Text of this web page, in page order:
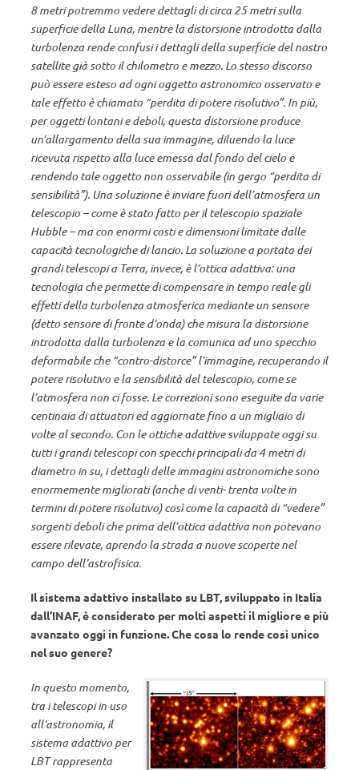
8 metri potremmo vedere dettagli di circa 25 metri sulla
superficie della Luna, mentre la distorsione introdotta dalla
turbolenza rende confusi i dettagli della superficie del nostro
satellite già sotto il chilometro e mezzo. Lo stesso discorso
può essere esteso ad ogni oggetto astronomico osservato e
tale effetto è chiamato “perdita di potere risolutivo”. In più,
per oggetti lontani e deboli, questa distorsione produce
un’allargamento della sua immagine, diluendo la luce
ricevuta rispetto alla luce emessa dal fondo del cielo e
rendendo tale oggetto non osservabile (in gergo “perdita di
sensibilità”). Una soluzione è inviare fuori dell’atmosfera un
telescopio – come è stato fatto per il telescopio spaziale
Hubble – ma con enormi costi e dimensioni limitate dalle
capacità tecnologiche di lancio. La soluzione a portata dei
grandi telescopi a Terra, invece, è l’ottica adattiva: una
tecnologia che permette di compensare in tempo reale gli
effetti della turbolenza atmosferica mediante un sensore
(detto sensore di fronte d’onda) che misura la distorsione
introdotta dalla turbolenza e la comunica ad uno specchio
deformabile che “contro-distorce” l’immagine, recuperando il
potere risolutivo e la sensibilità del telescopio, come se
l’atmosfera non ci fosse. Le correzioni sono eseguite da varie
centinaia di attuatori ed aggiornate fino a un migliaio di
volte al secondo. Con le ottiche adattive sviluppate oggi su
tutti i grandi telescopi con specchi principali da 4 metri di
diametro in su, i dettagli delle immagini astronomiche sono
enormemente migliorati (anche di venti- trenta volte in
termini di potere risolutivo) così come la capacità di “vedere”
sorgenti deboli che prima dell’ottica adattiva non potevano
essere rilevate, aprendo la strada a nuove scoperte nel
campo dell’astrofisica.
Il sistema adattivo installato su LBT, sviluppato in Italia
dall’INAF, è considerato per molti aspetti il migliore e più
avanzato oggi in funzione. Che cosa lo rende così unico
nel suo genere?
In questo momento,
tra i telescopi in uso
all’astronomia, il
sistema adattivo per
LBT rappresenta